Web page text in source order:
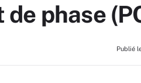
phase
Publié